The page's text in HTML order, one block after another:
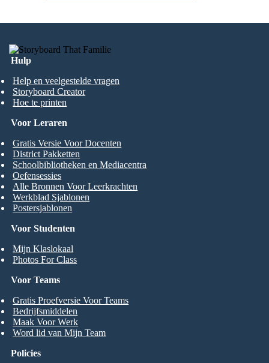
Hulp
Help en veelgestelde vragen
Storyboard Creator
Hoe te printen
Voor Studenten
Mijn Klaslokaal
Photos For Class
Voor Leraren
Gratis Versie Voor Docenten
District Pakketten
Schoolbibliotheken en Mediacentra
Oefensessies
Alle Bronnen Voor Leerkrachten
Werkblad Sjablonen
Postersjablonen
Voor Teams
Gratis Proefversie Voor Teams
Bedrijfsmiddelen
Maak Voor Werk
Word lid van Mijn Team
Policies